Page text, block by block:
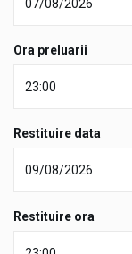
Ora preluarii
Restituire data
Restituire ora